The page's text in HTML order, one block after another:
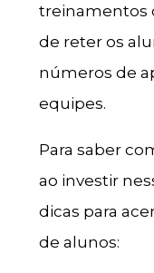
treinamentos
de reter os
números de
equipes.
Para saber
ao investir
dicas para
de alunos: